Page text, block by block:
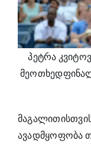
პეტრა
ავადმყოფობა